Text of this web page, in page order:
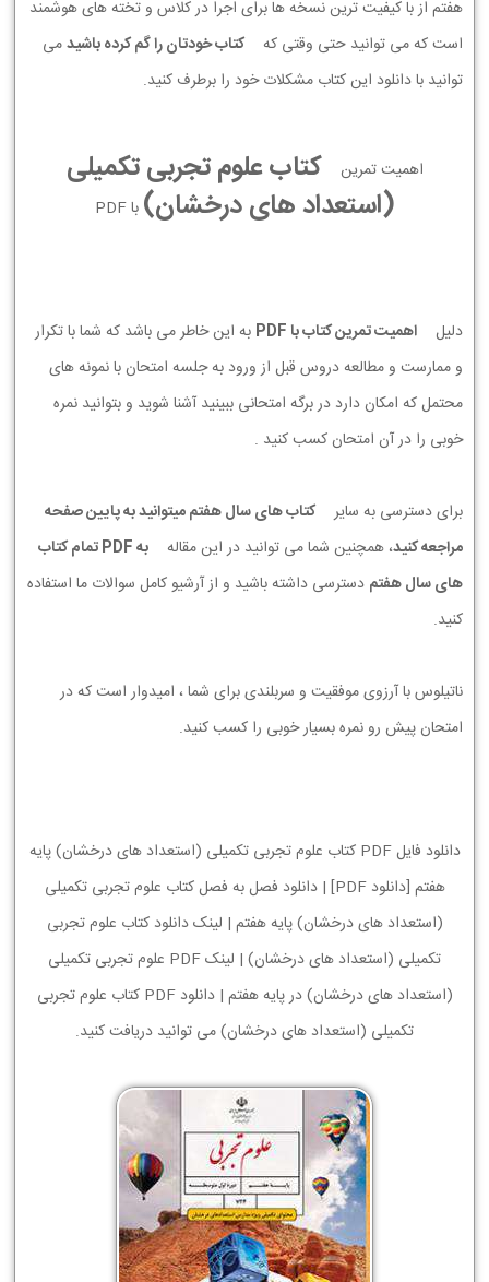
هفتم از با کیفیت ترین نسخه ها برای اجرا در کلاس و تخته های هوشمند
است که می توانید حتی وقتی که
کتاب خودتان را گم کرده باشیدمی
توانید با دانلود این کتاب مشکلات خود را برطرف کنید.
اهمیت تمرین
کتاب علوم تجربی تکمیلی
(استعداد های درخشان) با PDF
دلیل اهمیت تمرین کتاب با PDF
به این خاطر می باشد که شما با تکرار
و ممارست و مطالعه دروس قبل از ورود به جلسه امتحان با نمونه های
محتمل که امکان دارد در برگه امتحانی ببینید آشنا شوید و بتوانید نمره
خوبی را در آن امتحان کسب کنید .
برای دسترسی به سایر
کتاب های سال هفتم میتوانید به پایین صفحه
مراجعه کنید، همچنین شما می توانید در این مقاله
به PDF تمام کتاب
های سال هفتم دسترسی داشته باشید و از آرشیو کامل سوالات ما استفاده
کنید.
ناتیلوس با آرزوی موفقیت و سربلندی برای شما ، امیدوار است که در
امتحان پیش رو نمره بسیار خوبی را کسب کنید.
دانلود فایل PDF کتاب علوم تجربی تکمیلی (استعداد های درخشان) پایه
هفتم [دانلود PDF] | دانلود فصل به فصل کتاب علوم تجربی تکمیلی
(استعداد های درخشان) پایه هفتم | لینک دانلود کتاب علوم تجربی
تکمیلی (استعداد های درخشان) | لینک PDF علوم تجربی تکمیلی
(استعداد های درخشان) در پایه هفتم | دانلود PDF کتاب علوم تجربی
تکمیلی (استعداد های درخشان) می توانید دریافت کنید.